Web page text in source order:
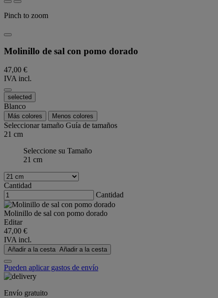
Pinch to zoom
Molinillo de sal con pomo dorado
47,00 €
IVA incl.
selected
Blanco
Más colores Menos colores
Seleccionar tamaño Guía de tamaños
21 cm
Seleccione su Tamaño
21 cm
Cantidad
Cantidad
Molinillo de sal con pomo dorado
Editar
47,00 €
IVA incl.
Añadir a la cesta Añadir a la cesta
Pueden aplicar gastos de envío
Envío gratuito